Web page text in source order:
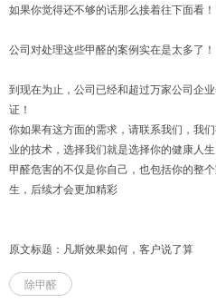
如果你觉得还不够的话那么接着往下面看！
公司对处理这些甲醛的案例实在是太多了！
到现在为止，公司已经和超过万家公司企
证！
你如果有这方面的需求，请联系我们，我
业的技术，选择我们就是选择你的健康人生
甲醛危害的不仅是你自己，也包括你的整
生，后续才会更加精彩
原文标题：凡斯效果如何，客户说了算
除甲醛